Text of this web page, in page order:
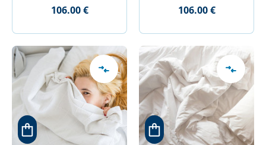
106.00 €
106.00 €